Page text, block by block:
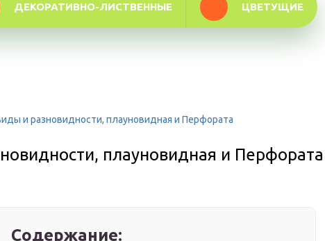
ДЕКОРАТИВНО-ЛИСТВЕННЫЕ ЦВЕТУЩИЕ
и разновидности, плауновидная и Перфората
плауновидная и Перфората
Содержание: